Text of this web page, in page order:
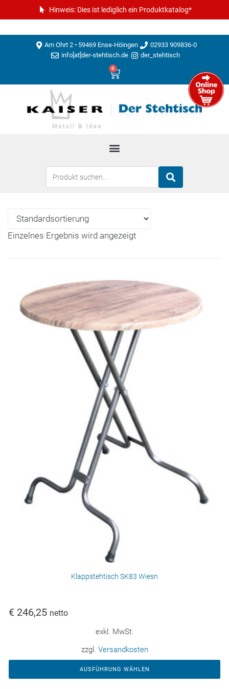
Hinweis: Dies ist lediglich ein Produktkatalog*
Am Ohrt 2 • 59469 Ense-Höingen
02933 909836-0
info[at]der-stehtisch.de
der_stehtisch
0
Einzelnes Ergebnis wird angezeigt
Klappstehtisch SK83 Wiesn
€ 246,25 netto
exkl. MwSt.
zzgl. Versandkosten
AUSFÜHRUNG WÄHLEN